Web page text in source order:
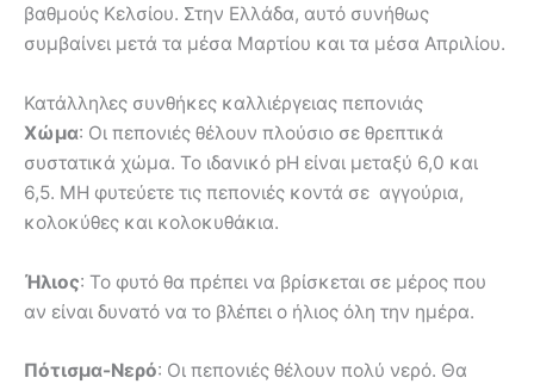
βαθμούς Κελσίου. Στην Ελλάδα, αυτό συνήθως
συμβαίνει μετά τα μέσα Μαρτίου και τα μέσα Απριλίου.
Κατάλληλες συνθήκες καλλιέργειας πεπονιάς
Χώμα: Οι πεπονιές θέλουν πλούσιο σε θρεπτικά
συστατικά χώμα. Το ιδανικό pH είναι μεταξύ 6,0 και
6,5. ΜΗ φυτεύετε τις πεπονιές κοντά σε αγγούρια,
κολοκύθες και κολοκυθάκια.
Ήλιος: Το φυτό θα πρέπει να βρίσκεται σε μέρος που
αν είναι δυνατό να το βλέπει ο ήλιος όλη την ημέρα.
Πότισμα-Νερό: Οι πεπονιές θέλουν πολύ νερό. Θα